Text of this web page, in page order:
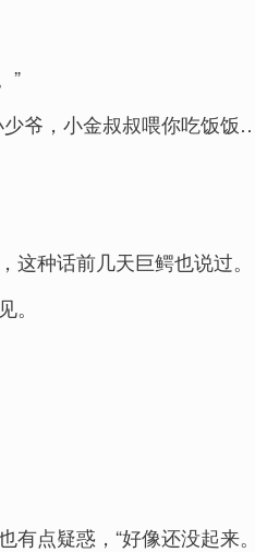
”
少爷，小金叔叔喂你吃饭
种话前几天巨鳄也说过。
有点疑惑，“好像还没起来